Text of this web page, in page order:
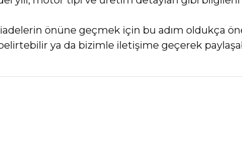
iadelerin önüne geçmek için bu adım oldukça
belirtebilir ya da bizimle iletişime geçerek